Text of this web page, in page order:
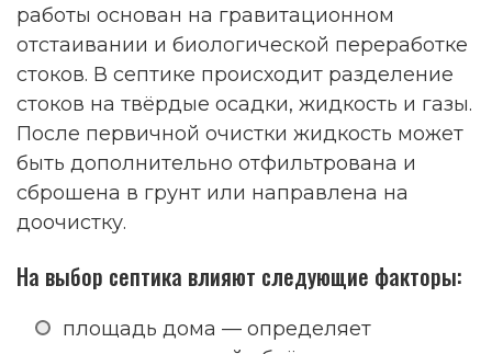
работы основан на гравитационном
отстаивании и биологической переработке
стоков. В септике происходит разделение
стоков на твёрдые осадки, жидкость и газы.
После первичной очистки жидкость может
быть дополнительно отфильтрована и
сброшена в грунт или направлена на
доочистку.
На выбор септика влияют следующие факторы:
площадь дома — определяет